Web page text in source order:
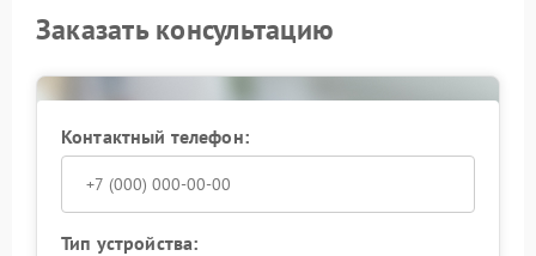
Заказать консультацию
Контактный телефон:
Тип устройства: